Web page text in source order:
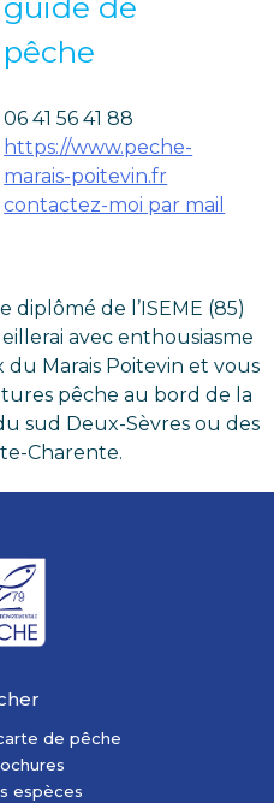
pêche
06 41 56 41 88
https://www.peche-
marais-poitevin.fr
contactez-moi par mail
de l’ISEME (85)
avec enthousiasme
Marais Poitevin et vous
pêche au bord de la
sud Deux-Sèvres ou des
Charente.
de pêche
espèces